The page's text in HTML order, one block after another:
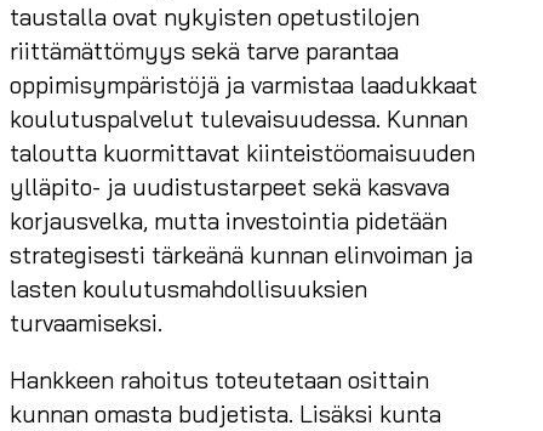
taustalla ovat nykyisten opetustilojen
riittämättömyys sekä tarve parantaa
oppimisympäristöjä ja varmistaa laadukkaat
koulutuspalvelut tulevaisuudessa. Kunnan
taloutta kuormittavat kiinteistöomaisuuden
ylläpito- ja uudistustarpeet sekä kasvava
korjausvelka, mutta investointia pidetään
strategisesti tärkeänä kunnan elinvoiman ja
lasten koulutusmahdollisuuksien
turvaamiseksi.
Hankkeen rahoitus toteutetaan osittain
kunnan omasta budjetista. Lisäksi kunta